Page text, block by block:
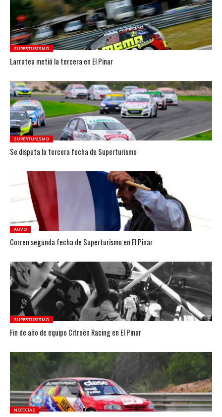
SUPERTURISMO
Larratea metió la tercera en El Pinar
SUPERTURISMO
Se disputa la tercera fecha de Superturismo
AUVO
Corren segunda fecha de Superturismo en El Pinar
SUPERTURISMO
Fin de año de equipo Citroën Racing en El Pinar
NOTICIAS